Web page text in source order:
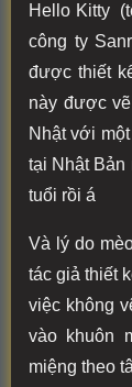
Hello Kitty
công ty
được thiết
này được
Nhật với
tại Nhật Bản
tuổi rồi á
Và lý do
tác giả thiết
việc không
vào khuôn
miệng theo